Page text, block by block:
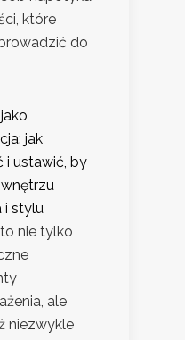
które
do
jak
i ustawić, by
i stylu
nie tylko
ale
niezwykle